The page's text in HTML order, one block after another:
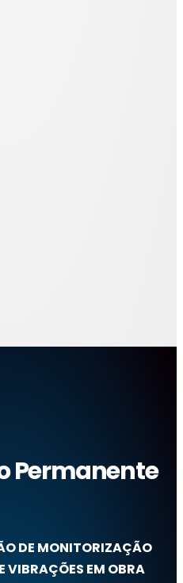
Permanente
DE MONITORIZAÇÃO
VIBRAÇÕES EM OBRA